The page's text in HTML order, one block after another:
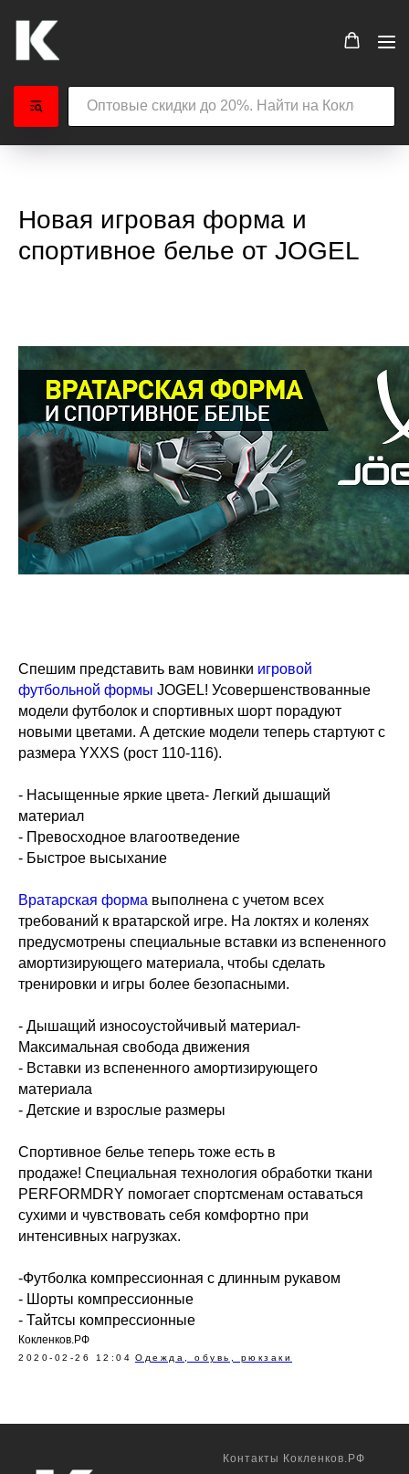
Новая игровая форма и
спортивное белье от JOGEL
Спешим представить вам новинки игровой
футбольной формы JOGEL! Усовершенствованные
модели футболок и спортивных шорт порадуют
новыми цветами. А детские модели теперь стартуют с
размера YXXS (рост 110-116).
- Насыщенные яркие цвета- Легкий дышащий
материал
- Превосходное влагоотведение
- Быстрое высыхание
Вратарская форма выполнена с учетом всех
требований к вратарской игре. На локтях и коленях
предусмотрены специальные вставки из вспененного
амортизирующего материала, чтобы сделать
тренировки и игры более безопасными.
- Дышащий износоустойчивый материал-
Максимальная свобода движения
- Вставки из вспененного амортизирующего
материала
- Детские и взрослые размеры
Спортивное белье теперь тоже есть в
продаже! Специальная технология обработки ткани
PERFORMDRY помогает спортсменам оставаться
сухими и чувствовать себя комфортно при
интенсивных нагрузках.
-Футболка компрессионная с длинным рукавом
- Шорты компрессионные
- Тайтсы компрессионные
Кокленков.РФ
2020-02-26 12:04 Одежда, обувь, рюкзаки
Контакты Кокленков.РФ